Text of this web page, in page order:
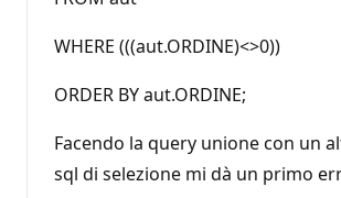
WHERE (((aut.ORDINE)<>0))
ORDER BY aut.ORDINE;
Facendo la query unione con un
sql di selezione mi dà un primo